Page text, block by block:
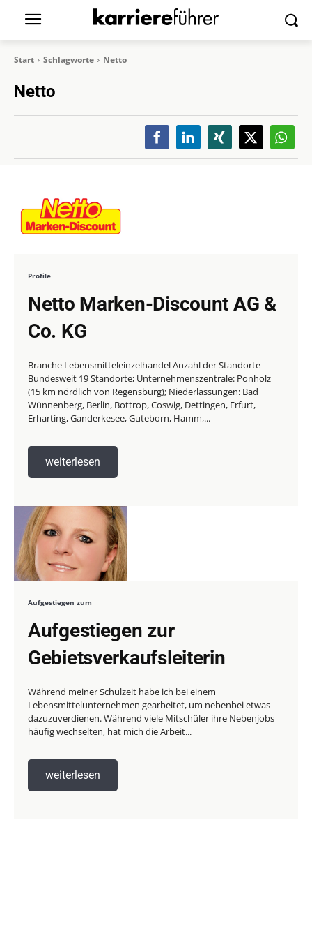
Start Schlagworte Netto
Netto
Profile
Netto Marken-Discount AG &
Co. KG
Branche Lebensmitteleinzelhandel Anzahl der Standorte
Bundesweit 19 Standorte; Unternehmenszentrale: Ponholz
(15 km nördlich von Regensburg); Niederlassungen: Bad
Wünnenberg, Berlin, Bottrop, Coswig, Dettingen, Erfurt,
Erharting, Ganderkesee, Guteborn, Hamm,...
weiterlesen
Aufgestiegen zum
Aufgestiegen zur
Gebietsverkaufsleiterin
Während meiner Schulzeit habe ich bei einem
Lebensmittelunternehmen gearbeitet, um nebenbei etwas
dazuzuverdienen. Während viele Mitschüler ihre Nebenjobs
häufig wechselten, hat mich die Arbeit...
weiterlesen